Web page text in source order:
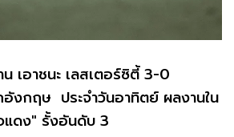
เอาชนะ เลสเตอร์ซิตี้ 3-0
งกฤษ ประจำวันอาทิตย์ ผลงานใน
แดง" รั้งอันดับ 3